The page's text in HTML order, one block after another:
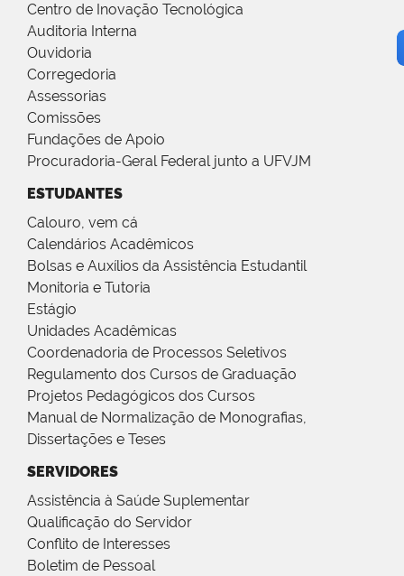
Centro de Inovação Tecnológica
Auditoria Interna
Ouvidoria
Corregedoria
Assessorias
Comissões
Fundações de Apoio
Procuradoria-Geral Federal junto a UFVJM
ESTUDANTES
Calouro, vem cá
Calendários Acadêmicos
Bolsas e Auxílios da Assistência Estudantil
Monitoria e Tutoria
Estágio
Unidades Acadêmicas
Coordenadoria de Processos Seletivos
Regulamento dos Cursos de Graduação
Projetos Pedagógicos dos Cursos
Manual de Normalização de Monografias,
Dissertações e Teses
SERVIDORES
Assistência à Saúde Suplementar
Qualificação do Servidor
Conflito de Interesses
Boletim de Pessoal